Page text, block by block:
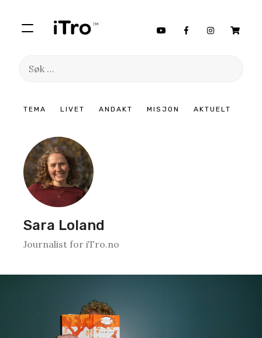
TEMA LIVET ANDAKT MISJON AKTUELT
Søk
Sara Loland
Journalist for iTro.no